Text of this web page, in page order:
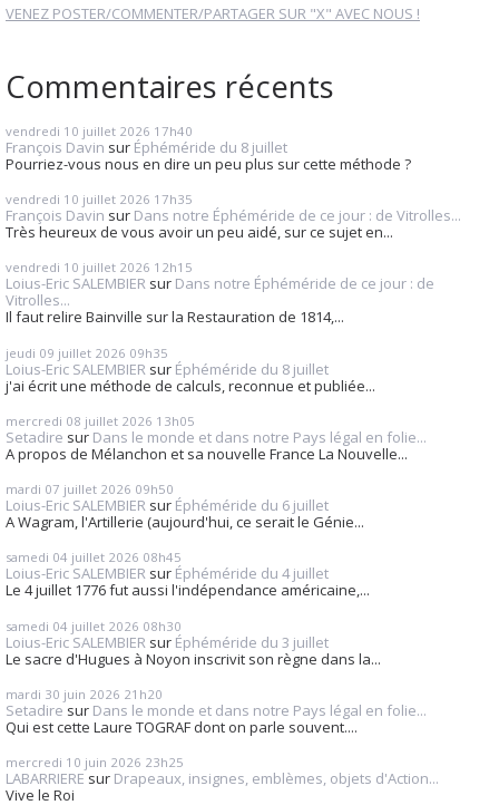
VENEZ POSTER/COMMENTER/PARTAGER SUR "X" AVEC NOUS !
Commentaires récents
vendredi 10 juillet 2026 17h40
François Davin sur Éphéméride du 8 juillet
Pourriez-vous nous en dire un peu plus sur cette méthode ?
vendredi 10 juillet 2026 17h35
François Davin sur Dans notre Éphéméride de ce jour : de Vitrolles...
Très heureux de vous avoir un peu aidé, sur ce sujet en...
vendredi 10 juillet 2026 12h15
Loius-Eric SALEMBIER sur Dans notre Éphéméride de ce jour : de
Vitrolles...
Il faut relire Bainville sur la Restauration de 1814,...
jeudi 09 juillet 2026 09h35
Loius-Eric SALEMBIER sur Éphéméride du 8 juillet
j'ai écrit une méthode de calculs, reconnue et publiée...
mercredi 08 juillet 2026 13h05
Setadire sur Dans le monde et dans notre Pays légal en folie...
A propos de Mélanchon et sa nouvelle France La Nouvelle...
mardi 07 juillet 2026 09h50
Loius-Eric SALEMBIER sur Éphéméride du 6 juillet
A Wagram, l'Artillerie (aujourd'hui, ce serait le Génie...
samedi 04 juillet 2026 08h45
Loius-Eric SALEMBIER sur Éphéméride du 4 juillet
Le 4 juillet 1776 fut aussi l'indépendance américaine,...
samedi 04 juillet 2026 08h30
Loius-Eric SALEMBIER sur Éphéméride du 3 juillet
Le sacre d'Hugues à Noyon inscrivit son règne dans la...
mardi 30 juin 2026 21h20
Setadire sur Dans le monde et dans notre Pays légal en folie...
Qui est cette Laure TOGRAF dont on parle souvent....
mercredi 10 juin 2026 23h25
LABARRIERE sur Drapeaux, insignes, emblèmes, objets d'Action...
Vive le Roi